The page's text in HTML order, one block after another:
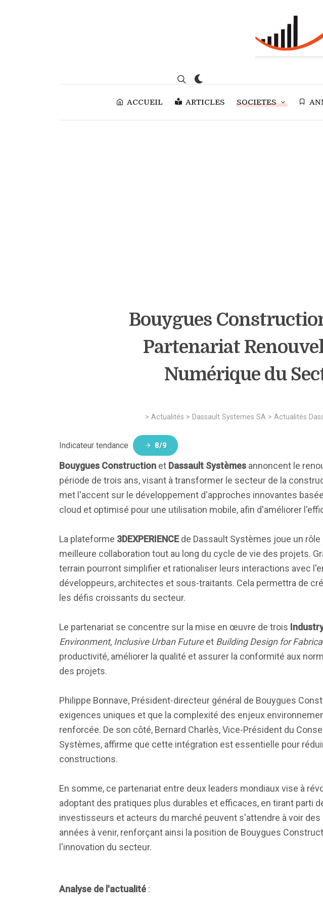
ACCUEIL ARTICLES SOCIETES
Bouygues
Partenariat
Numérique du
> Actualités > Dassault Systemes SA> Actualités
Indicateur tendance 8/9
Bouygues Construction et Dassault Systèmes annoncent le
période de trois ans, visant à transformer le secteur de la
met l'accent sur le développement d'approches innovantes
cloud et optimisé pour une utilisation mobile, afin d'améliorer
La plateforme 3DEXPERIENCEde Dassault Systèmes joue un
meilleure collaboration tout au long du cycle de vie des projets.
terrain pourront simplifier et rationaliser leurs interactions avec
développeurs, architectes et sous-traitants. Cela permettra de
les défis croissants du secteur.
Le partenariat se concentre sur la mise en œuvre de trois
Environment, Inclusive Urban Futureet Building Design for
productivité, améliorer la qualité et assurer la conformité aux
des projets.
Philippe Bonnave, Président-directeur général de Bouygues
exigences uniques et que la complexité des enjeux
renforcée. De son côté, Bernard Charlès, Vice-Président du
Systèmes, affirme que cette intégration est essentielle pour
constructions.
En somme, ce partenariat entre deux leaders mondiaux vise à
adoptant des pratiques plus durables et efficaces, en tirant parti
investisseurs et acteurs du marché peuvent s'attendre à voir
années à venir, renforçant ainsi la position de Bouygues
l'innovation du secteur.
Analyse de l'actualité :